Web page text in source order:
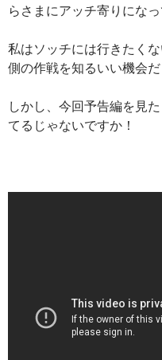
らさまにアッチ寄りにな
私はソッチには行きたく
側の作戦を知るいい機会だ
しかし、今回予告編を見
てるじゃないですか！